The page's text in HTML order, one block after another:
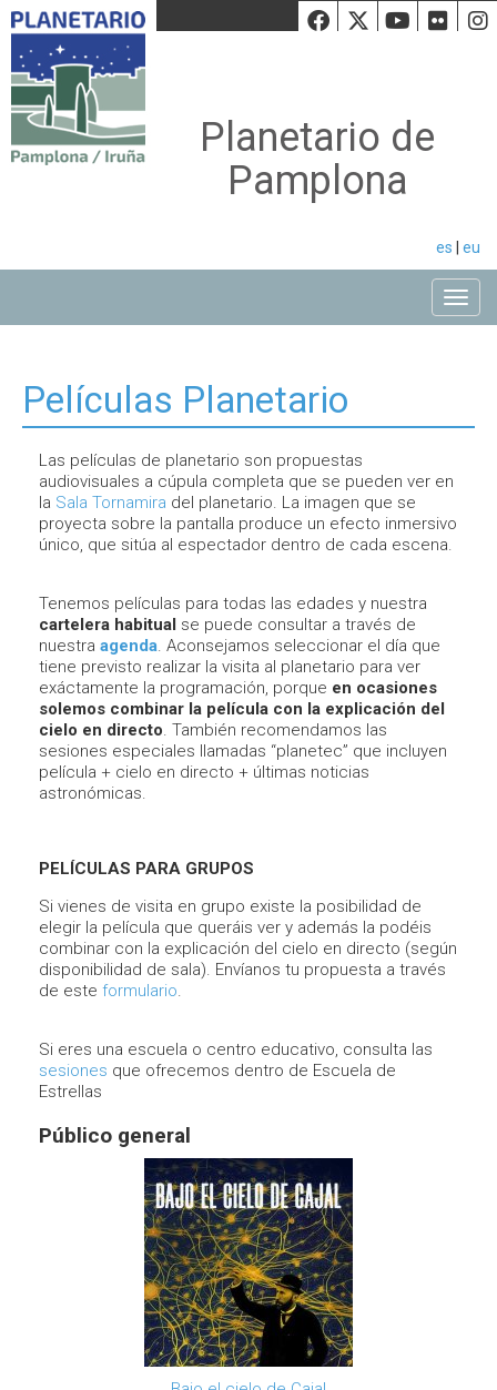
Facebook
Twiiter
Planetario de
Pamplona
es eu
Películas Planetario
Las películas de planetario son propuestas
audiovisuales a cúpula completa que se pueden ver en
la Sala Tornamira del planetario. La imagen que se
proyecta sobre la pantalla produce un efecto inmersivo
único, que sitúa al espectador dentro de cada escena.
Tenemos películas para todas las edades y nuestra
cartelera habitual se puede consultar a través de
nuestra agenda. Aconsejamos seleccionar el día que
tiene previsto realizar la visita al planetario para ver
exáctamente la programación, porque en ocasiones
solemos combinar la película con la explicación del
cielo en directo. También recomendamos las
sesiones especiales llamadas “planetec” que incluyen
película + cielo en directo + últimas noticias
astronómicas.
PELÍCULAS PARA GRUPOS
Si vienes de visita en grupo existe la posibilidad de
elegir la película que queráis ver y además la podéis
combinar con la explicación del cielo en directo (según
disponibilidad de sala). Envíanos tu propuesta a través
de este formulario.
Si eres una escuela o centro educativo, consulta las
sesiones que ofrecemos dentro de Escuela de
Estrellas
Público general